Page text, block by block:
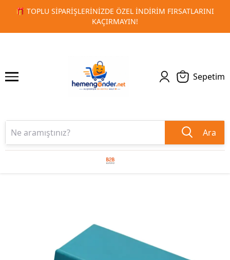
🚀 KURUMSAL PROMOSYON VE MATBAA
1 2
Sepetim
Ara